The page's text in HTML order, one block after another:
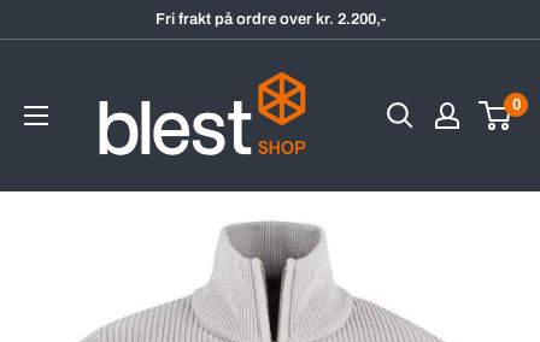
Fri frakt på ordre over kr. 2.200,-
0